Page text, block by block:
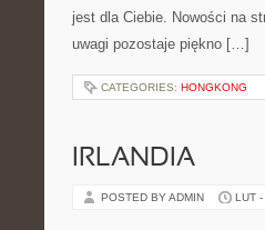
jest dla Ciebie. Nowości na
uwagi pozostaje piękno […]
CATEGORIES: HONGKONG
IRLANDIA
POSTED BY ADMIN LUT